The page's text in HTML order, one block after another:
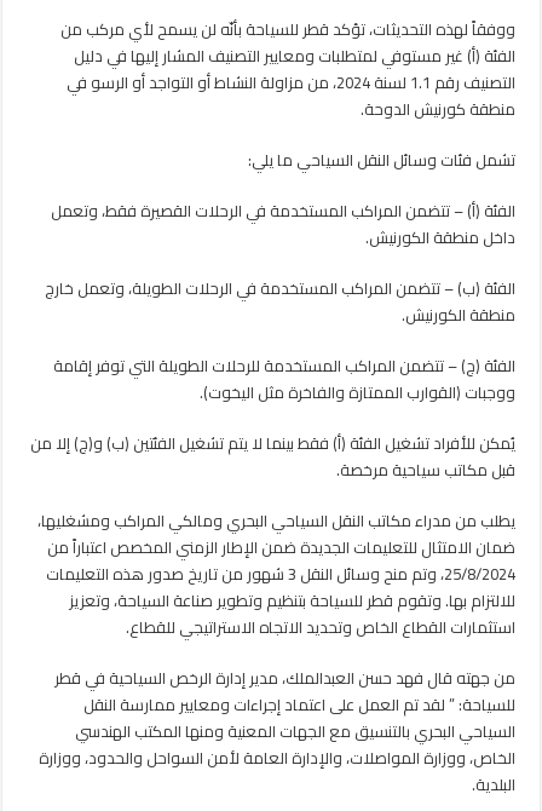
ووفقاً لهذه التحديثات، تؤكد قطر للسياحة بأنّه لن يسمح لأي مركب من
الفئة (أ) غير مستوفي لمتطلبات ومعايير التصنيف المشار إليها في دليل
التصنيف رقم 1.1 لسنة 2024، من مزاولة النشاط أو التواجد أو الرسو في
منطقة كورنيش الدوحة.
تشمل فئات وسائل النقل السياحي ما يلي:
الفئة (أ) – تتضمن المراكب المستخدمة في الرحلات القصيرة فقط، وتعمل
داخل منطقة الكورنيش.
الفئة (ب) – تتضمن المراكب المستخدمة في الرحلات الطويلة، وتعمل خارج
منطقة الكورنيش.
الفئة (ج) – تتضمن المراكب المستخدمة للرحلات الطويلة التي توفر إقامة
ووجبات (القوارب الممتازة والفاخرة مثل اليخوت).
يُمكن للأفراد تشغيل الفئة (أ) فقط بينما لا يتم تشغيل الفئتين (ب) و(ج) إلا من
قبل مكاتب سياحية مرخصة.
يطلب من مدراء مكاتب النقل السياحي البحري ومالكي المراكب ومشغليها،
ضمان الامتثال للتعليمات الجديدة ضمن الإطار الزمني المخصص اعتباراً من
25/8/2024، وتم منح وسائل النقل 3 شهور من تاريخ صدور هذه التعليمات
للالتزام بها. وتقوم قطر للسياحة بتنظيم وتطوير صناعة السياحة، وتعزيز
استثمارات القطاع الخاص وتحديد الاتجاه الاستراتيجي للقطاع.
من جهته قال فهد حسن العبدالملك، مدير إدارة الرخص السياحية في قطر
للسياحة: ” لقد تم العمل على اعتماد إجراءات ومعايير ممارسة النقل
السياحي البحري بالتنسيق مع الجهات المعنية ومنها المكتب الهندسي
الخاص، ووزارة المواصلات، والإدارة العامة لأمن السواحل والحدود، ووزارة
البلدية.